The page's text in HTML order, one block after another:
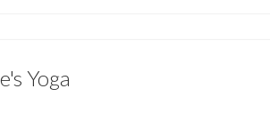
Yoga